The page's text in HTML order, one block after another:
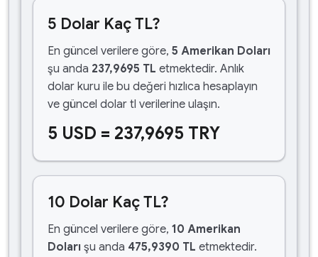
5 Dolar Kaç TL?
En güncel verilere göre, 5 Amerikan Doları
şu anda 237,9695 TL etmektedir. Anlık
dolar kuru ile bu değeri hızlıca hesaplayın
ve güncel dolar tl verilerine ulaşın.
5 USD = 237,9695 TRY
10 Dolar Kaç TL?
En güncel verilere göre, 10 Amerikan
Doları şu anda 475,9390 TL etmektedir.